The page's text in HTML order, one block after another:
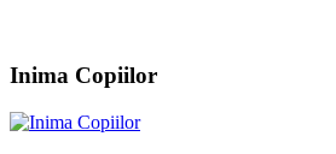
Inima Copiilor